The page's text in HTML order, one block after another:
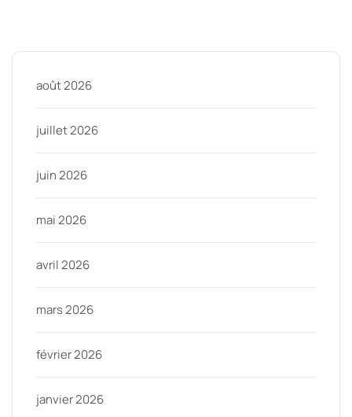
août 2026
juillet 2026
juin 2026
mai 2026
avril 2026
mars 2026
février 2026
janvier 2026